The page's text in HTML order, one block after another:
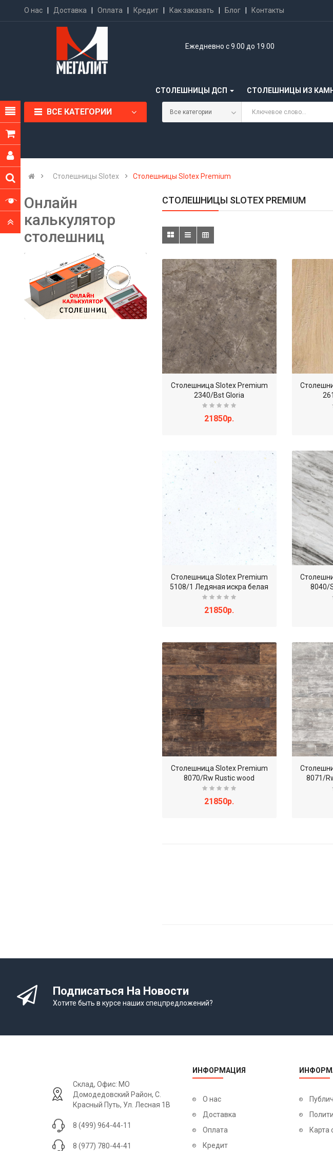
О нас Доставка |Оплата Кредит Как заказать Блог Контакты
Ежедневно с 9.00 до 19.00
СТОЛЕШНИЦЫ ДСП СТОЛЕШНИЦЫ ИЗ
ВСЕ КАТЕГОРИИ
Столешницы Slotex Столешницы Slotex Premium
Онлайн
калькулятор
столешниц
СТОЛЕШНИЦЫ SLOTEX PREMIUM
Столешница Slotex Premium
2340/Bst Gloria
21850р.
Столешница Slotex Premium
5108/1 Ледяная искра белая
21850р.
8040/
Столешница Slotex Premium
8070/Rw Rustic wood
21850р.
8071/
Подписаться На Новости
Хотите быть в курсе наших спецпредложений?
Склад, Офис: МО
Домодедовский Район, С.
Красный Путь, Ул. Лесная 1В
8 (499) 964-44-11
8 (977) 780-44-41
ИНФОРМАЦИЯ
О нас
Доставка
Оплата
Кредит
Карта